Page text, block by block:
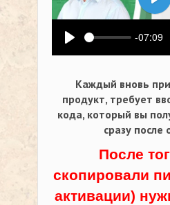
Воспроизвести
-07:09
Каждый вновь
продукт, требует
кода, который вы
сразу после
После
скопировали
активации)